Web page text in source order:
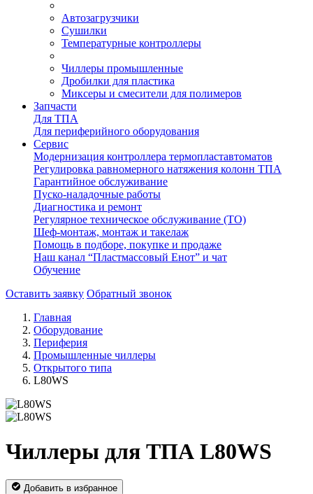
Автозагрузчики
Сушилки
Температурные контроллеры
Чиллеры промышленные
Дробилки для пластика
Миксеры и смесители для полимеров
Запчасти
Для ТПА
Для периферийного оборудования
Сервис
Модернизация контроллера термопластавтоматов
Регулировка равномерного натяжения колонн ТПА
Гарантийное обслуживание
Пуско-наладочные работы
Диагностика и ремонт
Регулярное техническое обслуживание (ТО)
Шеф-монтаж, монтаж и такелаж
Помощь в подборе, покупке и продаже
Наш канал “Пластмассовый Енот” и чат
Обучение
Оставить заявку Обратный звонок
Главная
Оборудование
Периферия
Промышленные чиллеры
Открытого типа
L80WS
Чиллеры для ТПА L80WS
Добавить в избранное